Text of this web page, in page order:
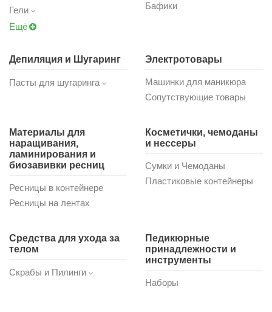
Гели
Ещё
Бафики
Депиляция и Шугаринг
Пасты для шугаринга
Электротовары
Машинки для маникюра
Сопутствующие товары
Материалы для
наращивания,
ламинирования и
биозавивки ресниц
Ресницы в контейнере
Ресницы на лентах
Косметички, чемоданы
и нессеры
Сумки и Чемоданы
Пластиковые контейнеры
Средства для ухода за
телом
Скрабы и Пилинги
Педикюрные
принадлежности и
инструменты
Наборы